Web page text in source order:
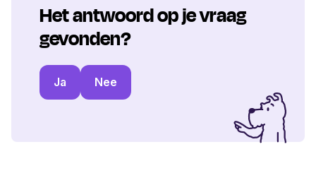
Het antwoord op je vraag
gevonden?
Ja Nee